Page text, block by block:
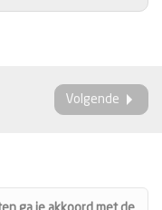
Volgende